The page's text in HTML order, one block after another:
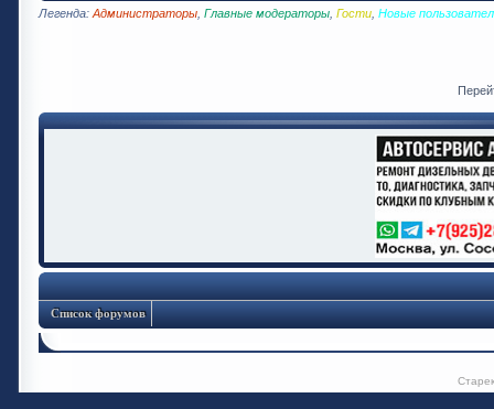
Легенда: Администраторы Главные модераторы Гости Новые
Список форумов